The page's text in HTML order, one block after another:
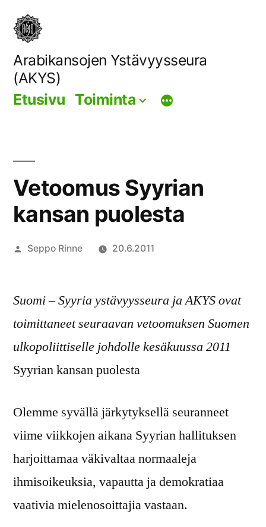
Siirry
sisältöön
Arabikansojen Ystävyysseura
(AKYS)
Etusivu Toiminta
Vetoomus Syyrian
kansan puolesta
Artikkelin
Seppo Rinne 20.6.2011
Suomi – Syyria ystävyysseura ja AKYS ovat
toimittaneet seuraavan vetoomuksen Suomen
ulkopoliittiselle johdolle kesäkuussa 2011
Syyrian kansan puolesta
Olemme syvällä järkytyksellä seuranneet
viime viikkojen aikana Syyrian hallituksen
harjoittamaa väkivaltaa normaaleja
ihmisoikeuksia, vapautta ja demokratiaa
vaativia mielenosoittajia vastaan.